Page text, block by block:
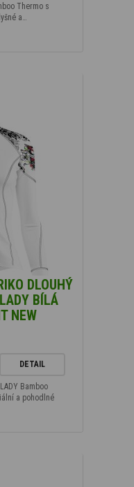
Thermo s
a…
DLOUHÝ
BÍLÁ
NEW
DETAIL
Bamboo
a pohodlné